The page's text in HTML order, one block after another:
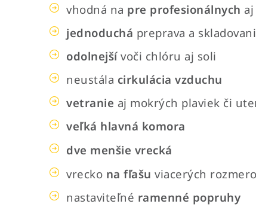
vhodná na pre profesionálnych aj
jednoduchá preprava a
odolnejšívoči chlóru aj soli
neustála cirkulácia vzduchu
vetranie aj mokrých plaviek či
veľká hlavná komora
dve menšie vrecká
vrecko na fľašu viacerých
nastaviteľné ramenné popruhy